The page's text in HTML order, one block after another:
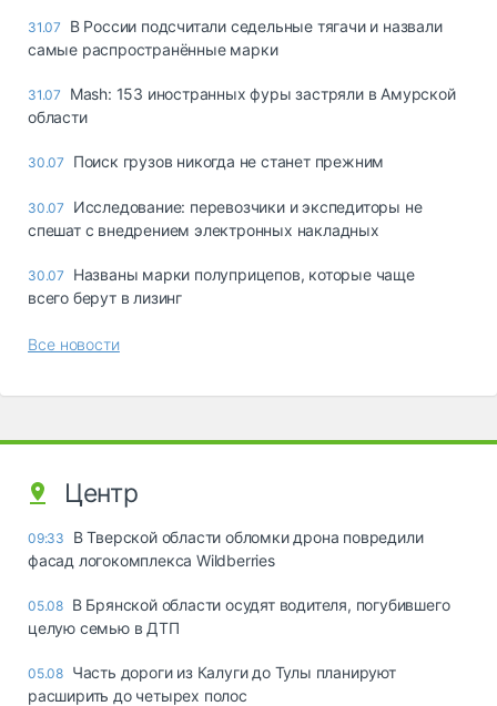
31.07
В России подсчитали седельные тягачи и назвали
самые распространённые марки
31.07
Mash: 153 иностранных фуры застряли в Амурской
области
30.07 Поиск грузов никогда не станет прежним
30.07
Исследование: перевозчики и экспедиторы не
спешат с внедрением электронных накладных
30.07
Названы марки полуприцепов, которые чаще
всего берут в лизинг
Все новости
Центр
09:33
В Тверской области обломки дрона повредили
фасад логокомплекса Wildberries
05.08 В Брянской области осудят водителя, погубившего
целую семью в ДТП
05.08 Часть дороги из Калуги до Тулы планируют
расширить до четырех полос